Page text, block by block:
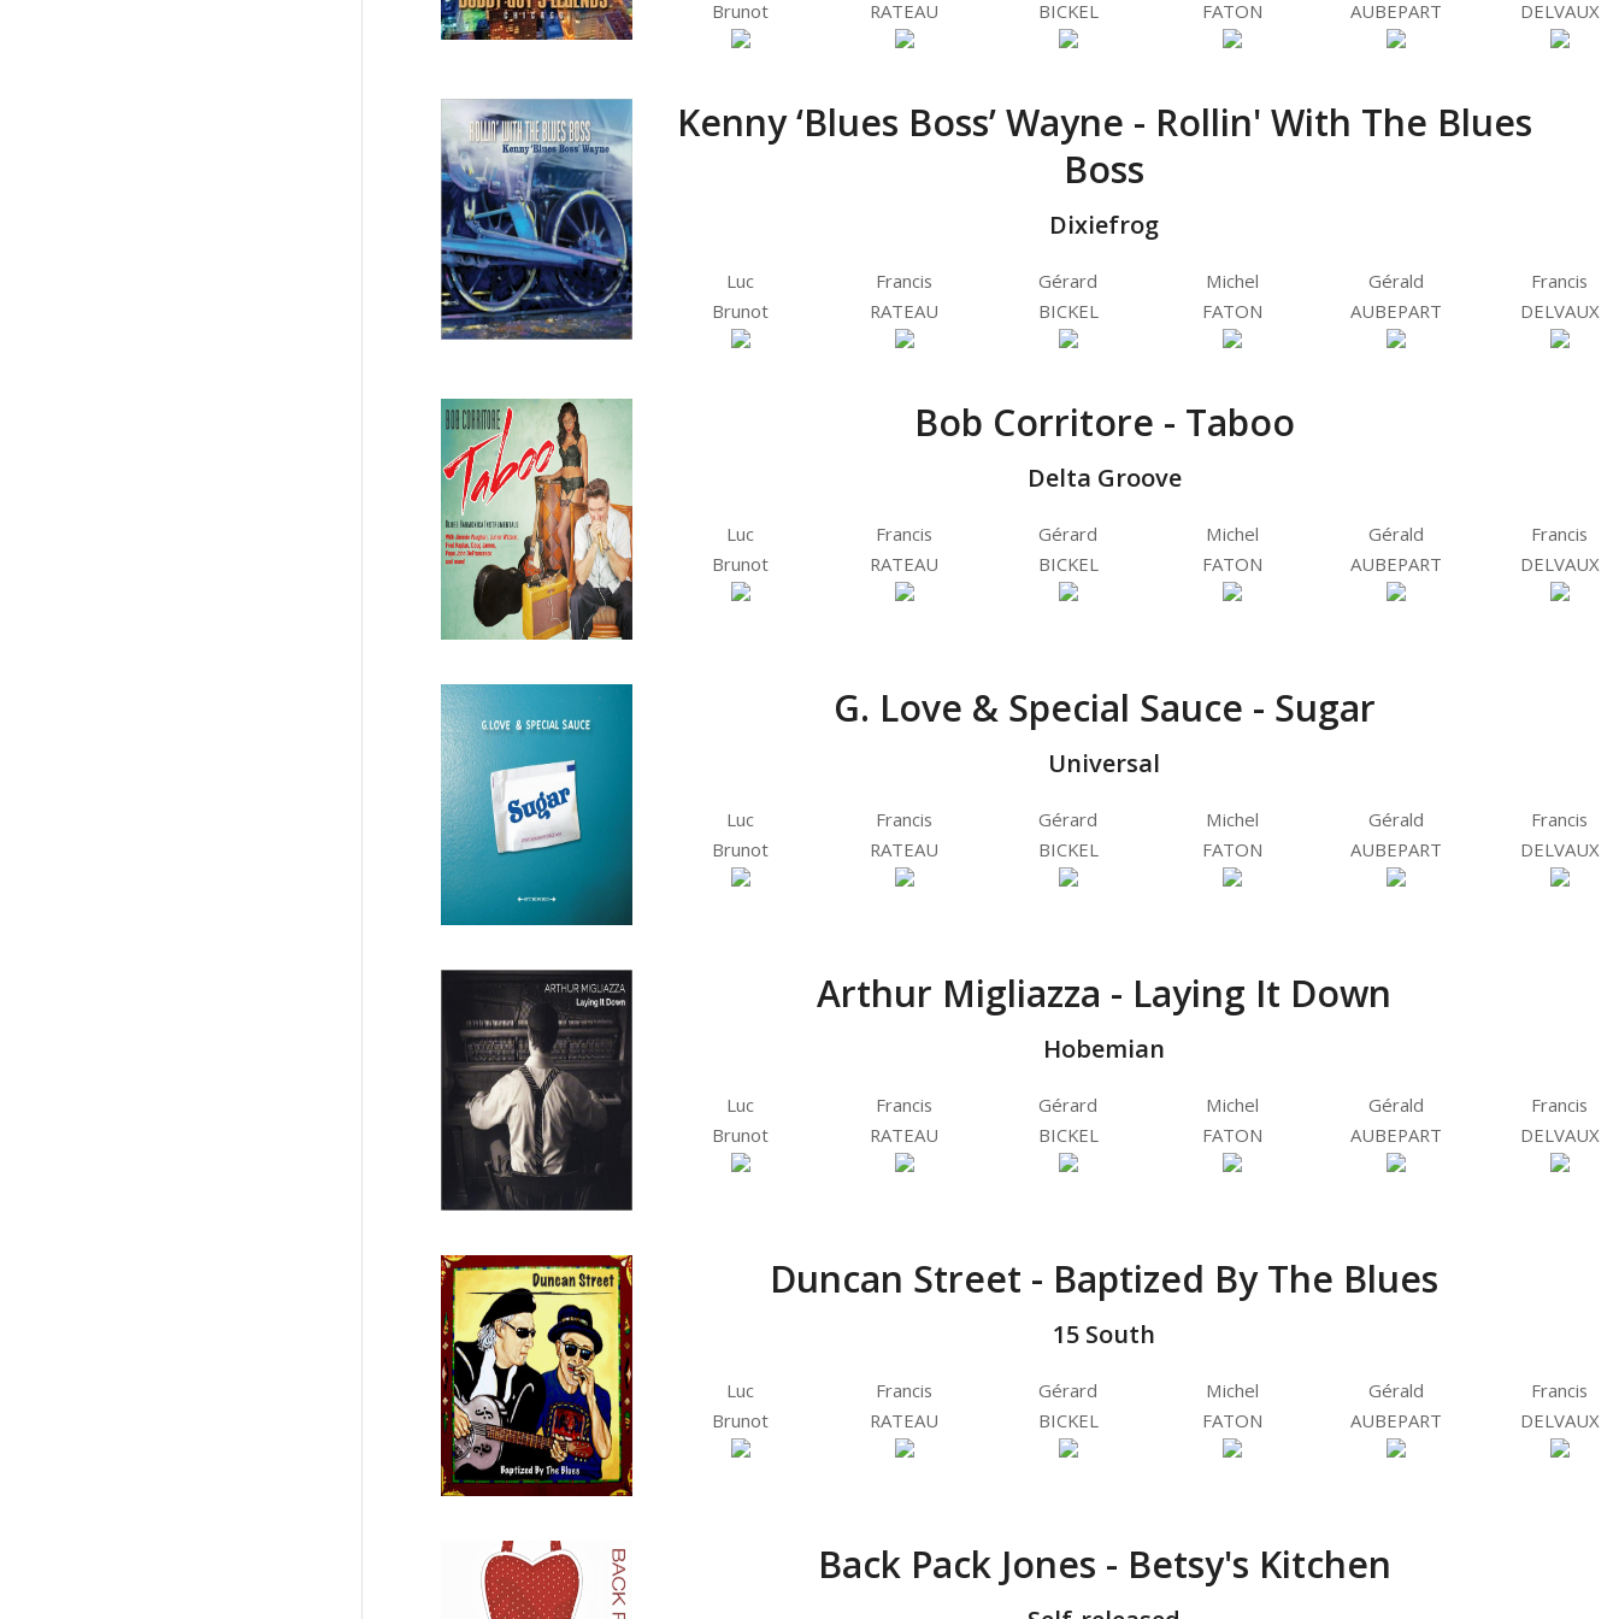
Brunot
RATEAU
BICKEL
FATON
AUBEPART
DELVAUX
Kenny ‘Blues Boss’ Wayne - Rollin' With The Blues
Boss
Dixiefrog
Luc
Brunot
Francis
RATEAU
Gérard
BICKEL
Michel
FATON
Gérald
AUBEPART
Francis
DELVAUX
Bob Corritore - Taboo
Delta Groove
Luc
Brunot
Francis
RATEAU
Gérard
BICKEL
Michel
FATON
Gérald
AUBEPART
Francis
DELVAUX
G. Love & Special Sauce - Sugar
Universal
Luc
Brunot
Francis
RATEAU
Gérard
BICKEL
Michel
FATON
Gérald
AUBEPART
Francis
DELVAUX
Arthur Migliazza - Laying It Down
Hobemian
Luc
Brunot
Francis
RATEAU
Gérard
BICKEL
Michel
FATON
Gérald
AUBEPART
Francis
DELVAUX
Duncan Street - Baptized By The Blues
15 South
Luc
Brunot
Francis
RATEAU
Gérard
BICKEL
Michel
FATON
Gérald
AUBEPART
Francis
DELVAUX
Back Pack Jones - Betsy's Kitchen